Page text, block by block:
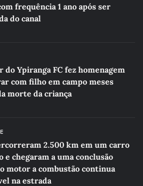
frequência 1 ano após ser
do canal
do Ypiranga FC fez homenagem
com filho em campo meses
morte da criança
2.500 km em um carro
e chegaram a uma conclusão
motor a combustão continua
na estrada